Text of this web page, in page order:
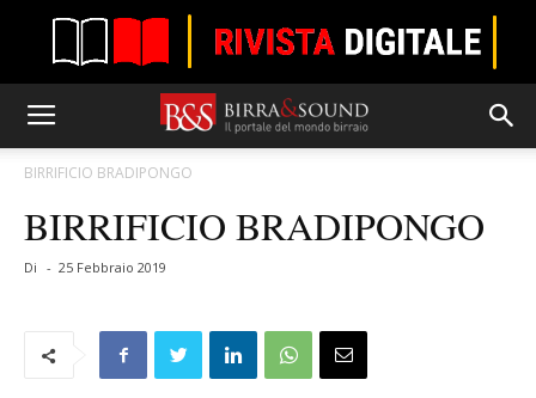
BIRRIFICIO BRADIPONGO
BIRRIFICIO BRADIPONGO
Di - 25 Febbraio 2019